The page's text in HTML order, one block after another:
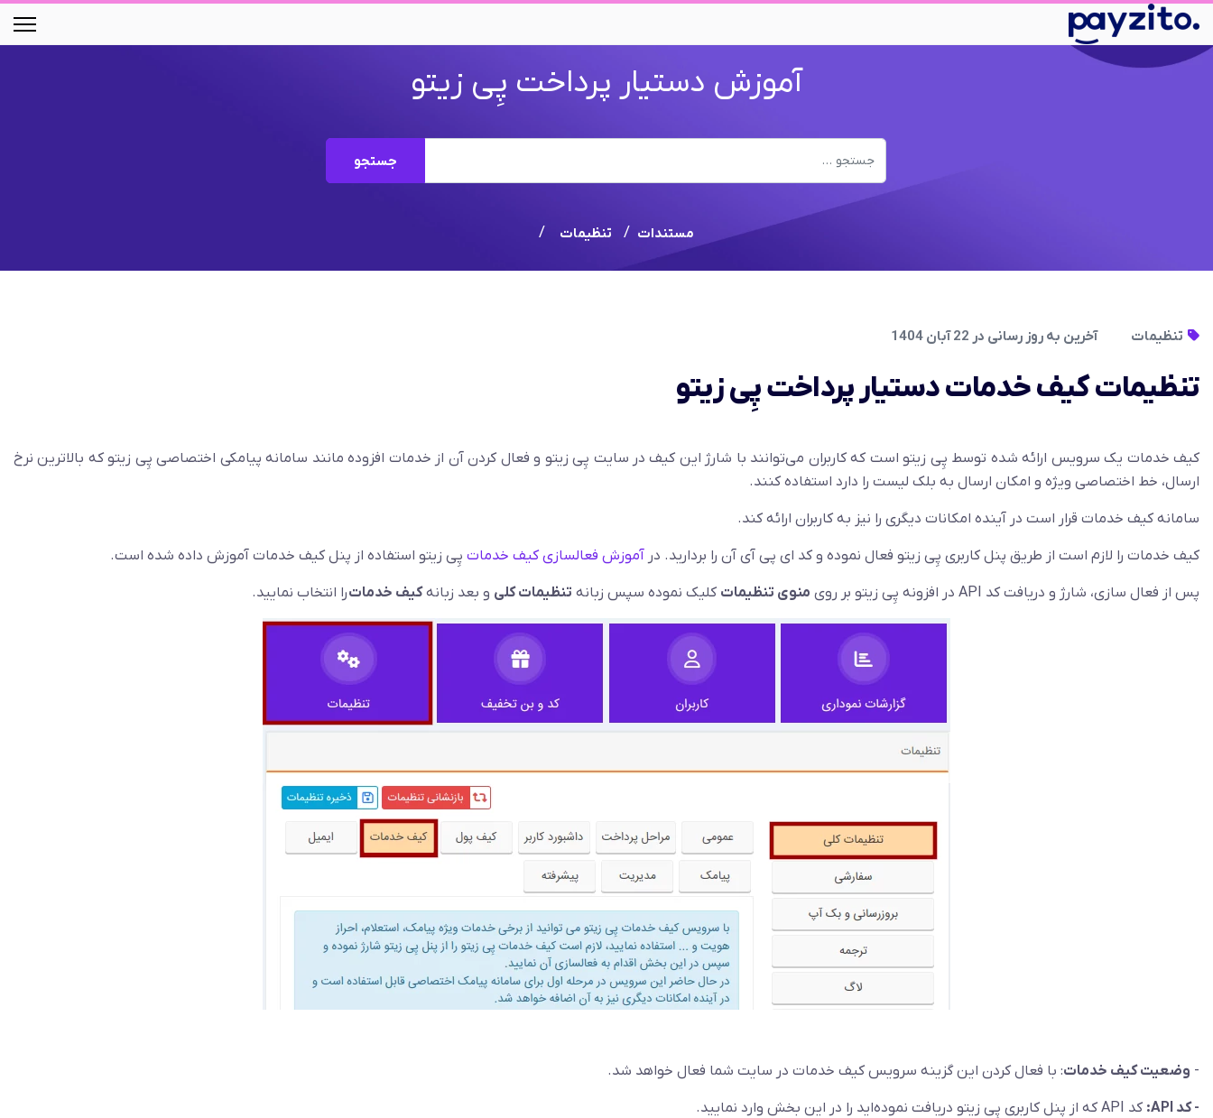
آموزش دستیار پرداخت پِی زیتو
جستجو
مستندات تنظیمات
تنظیمات آخرین به روز رسانی در 22 آبان 1404
تنظیمات کیف خدمات دستیار پرداخت پِی زیتو
کیف خدمات یک سرویس ارائه شده توسط پِی زیتو است که کاربران می‌توانند با شارژ این کیف در سایت پِی زیتو و فعال کردن آن از خدمات افزوده مانند سامانه پیامکی اختصاصی پِی زیتو که بالاترین نرخ
ارسال، خط اختصاصی ویژه و امکان ارسال به بلک لیست را دارد استفاده کنند.
سامانه کیف خدمات قرار است در آینده امکانات دیگری را نیز به کاربران ارائه کند.
کیف خدمات را لازم است از طریق پنل کاربری پِی زیتو فعال نموده و کد ای پی آی آن را بردارید. در آموزش فعالسازی کیف خدمات پِی زیتو استفاده از پنل کیف خدمات آموزش داده شده است.
پس از فعال سازی، شارژ و دریافت کد API در افزونه پِی زیتو بر روی منوی تنظیمات کلیک نموده سپس زبانه تنظیمات کلی و بعد زبانهکیف خدماترا انتخاب نمایید.
- وضعیت کیف خدمات: با فعال کردن این گزینه سرویس کیف خدمات در سایت شما فعال خواهد شد.
- کد API: کد API که از پنل کاربری پِی زیتو دریافت نموده‌اید را در این بخش وارد نمایید.